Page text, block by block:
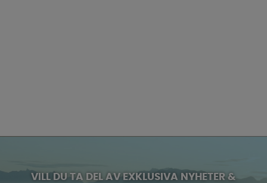
VILL DU TA DEL AV EXKLUSIVA NYHETER &